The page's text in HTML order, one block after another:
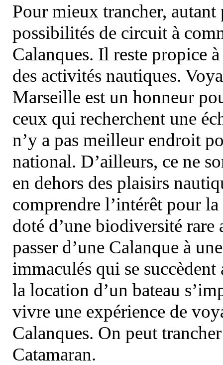
Pour mieux trancher, autant
possibilités de circuit à
Calanques. Il reste propice
des activités nautiques.
Marseille est un honneur
ceux qui recherchent une
n’y a pas meilleur endroit
national. D’ailleurs, ce ne
en dehors des plaisirs
comprendre l’intérêt pour
doté d’une biodiversité
passer d’une Calanque à
immaculés qui se
la location d’un bateau
vivre une expérience de
Calanques. On peut
Catamaran.